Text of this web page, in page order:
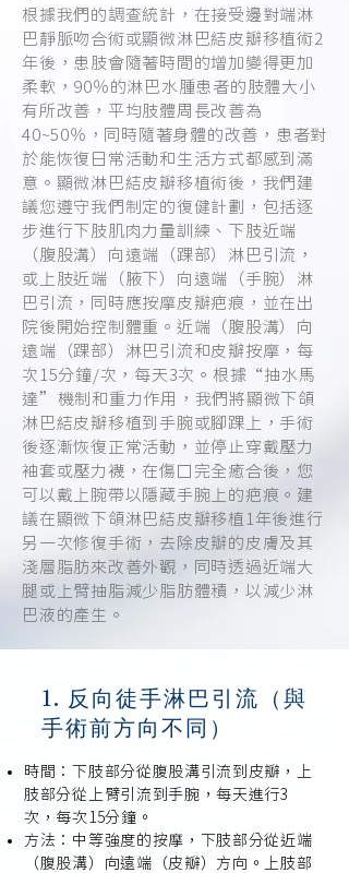
根據我們的調查統計，在接受邊對端淋
巴靜脈吻合術或顯微淋巴結皮瓣移植術2
年後，患肢會隨著時間的增加變得更加
柔軟，90％的淋巴水腫患者的肢體大小
有所改善，平均肢體周長改善為
40~50％，同時隨著身體的改善，患者對
於能恢復日常活動和生活方式都感到滿
意。顯微淋巴結皮瓣移植術後，我們建
議您遵守我們制定的復健計劃，包括逐
步進行下肢肌肉力量訓練、下肢近端
（腹股溝）向遠端（踝部）淋巴引流，
或上肢近端（腋下）向遠端（手腕）淋
巴引流，同時應按摩皮瓣疤痕，並在出
院後開始控制體重。近端（腹股溝）向
遠端（踝部）淋巴引流和皮瓣按摩，每
次15分鐘/次，每天3次。根據“抽水馬
達”機制和重力作用，我們將顯微下頜
淋巴結皮瓣移植到手腕或腳踝上，手術
後逐漸恢復正常活動，並停止穿戴壓力
袖套或壓力襪，在傷口完全癒合後，您
可以戴上腕帶以隱藏手腕上的疤痕。建
議在顯微下頜淋巴結皮瓣移植1年後進行
另一次修復手術，去除皮瓣的皮膚及其
淺層脂肪來改善外觀，同時透過近端大
腿或上臂抽脂減少脂肪體積，以減少淋
巴液的產生。
1. 反向徒手淋巴引流（與
手術前方向不同）
時間：下肢部分從腹股溝引流到皮瓣，上
肢部分從上臂引流到手腕，每天進行3
次，每次15分鐘。
方法：中等強度的按摩，下肢部分從近端
（腹股溝）向遠端（皮瓣）方向。上肢部